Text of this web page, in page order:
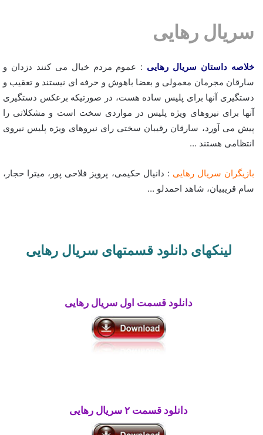
سریال رهایی
خلاصه داستان سریال رهایی : عموم مردم خیال می کنند دزدان و
سارقان مجرمان معمولی و بعضا باهوش و حرفه ای نیستند و تعقیب و
دستگیری آنها برای پلیس ساده هست، در صورتیکه برعکس دستگیری
آنها برای نیروهای ویژه پلیس در مواردی سخت است و مشکلاتی را
پیش می آورد، سارقان رقیبان سختی رای نیروهای ویژه پلیس نیروی
انتظامی هستند …
بازیگران سریال رهایی : دانیال حکیمی، پرویز فلاحی پور، میترا حجار،
سام قریبیان، شاهد احمدلو …
لینکهای دانلود قسمتهای سریال رهایی
دانلود قسمت اول سریال رهایی
دانلود قسمت ۲ سریال رهایی